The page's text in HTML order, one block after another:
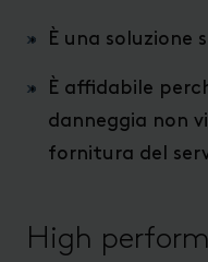
È una soluzione
È affidabile
danneggia non
fornitura del
High